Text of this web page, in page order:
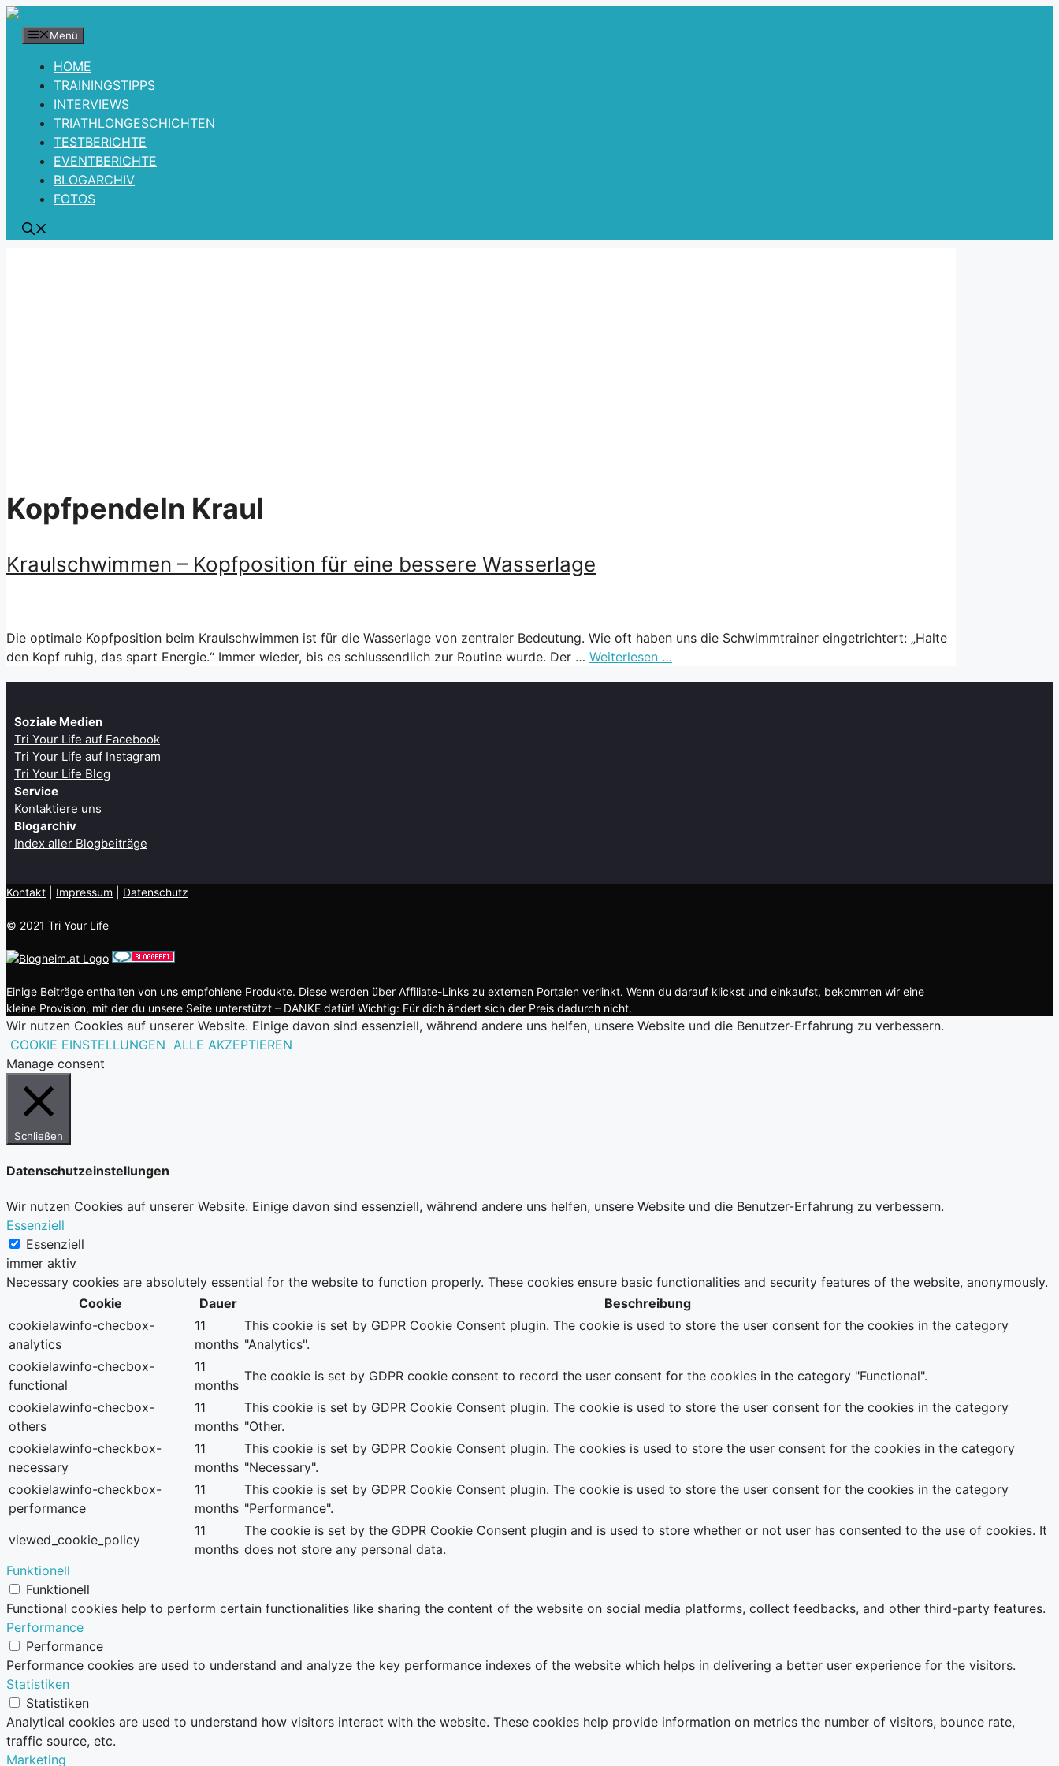
Zum
Inhalt
Menü
HOME
TRAININGSTIPPS
INTERVIEWS
TRIATHLONGESCHICHTEN
TESTBERICHTE
EVENTBERICHTE
BLOGARCHIV
FOTOS
Kopfpendeln Kraul
Kraulschwimmen – Kopfposition für eine bessere Wasserlage
Die optimale Kopfposition beim Kraulschwimmen ist für die Wasserlage von zentraler Bedeutung. Wie oft haben uns die Schwimmtrainer eingetrichtert: „Halte
den Kopf ruhig, das spart Energie.“ Immer wieder, bis es schlussendlich zur Routine wurde. Der … Weiterlesen …
Soziale Medien
Tri Your Life auf Facebook
Tri Your Life auf Instagram
Tri Your Life Blog
Service
Kontaktiere uns
Blogarchiv
Index aller Blogbeiträge
Kontakt Impressum Datenschutz
© 2021 Tri Your Life
Einige Beiträge enthalten von uns empfohlene Produkte. Diese werden über Affiliate-Links zu externen Portalen verlinkt. Wenn du darauf klickst und einkaufst, bekommen wir eine
kleine Provision, mit der du unsere Seite unterstützt – DANKE dafür! Wichtig: Für dich ändert sich der Preis dadurch nicht.
Wir nutzen Cookies auf unserer Website. Einige davon sind essenziell, während andere uns helfen, unsere Website und die Benutzer-Erfahrung zu verbessern.
COOKIE EINSTELLUNGEN ALLE AKZEPTIEREN
Manage consent
Schließen
Datenschutzeinstellungen
Wir nutzen Cookies auf unserer Website. Einige davon sind essenziell, während andere uns helfen, unsere Website und die Benutzer-Erfahrung zu verbessern.
Essenziell
Essenziell
immer aktiv
Necessary cookies are absolutely essential for the website to function properly. These cookies ensure basic functionalities and security features of the website, anonymously.
Cookie
Dauer
Beschreibung
cookielawinfo-checbox-
analytics
11
months
This cookie is set by GDPR Cookie Consent plugin. The cookie is used to store the user consent for the cookies in the category
"Analytics".
cookielawinfo-checbox-
functional
11
months
The cookie is set by GDPR cookie consent to record the user consent for the cookies in the category "Functional".
cookielawinfo-checbox-
others
11
months
This cookie is set by GDPR Cookie Consent plugin. The cookie is used to store the user consent for the cookies in the category
"Other.
cookielawinfo-checkbox-
necessary
11
months
This cookie is set by GDPR Cookie Consent plugin. The cookies is used to store the user consent for the cookies in the category
"Necessary".
cookielawinfo-checkbox-
performance
11
months
This cookie is set by GDPR Cookie Consent plugin. The cookie is used to store the user consent for the cookies in the category
"Performance".
viewed_cookie_policy
11
months
The cookie is set by the GDPR Cookie Consent plugin and is used to store whether or not user has consented to the use of cookies. It
does not store any personal data.
Funktionell
Funktionell
Functional cookies help to perform certain functionalities like sharing the content of the website on social media platforms, collect feedbacks, and other third-party features.
Performance
Performance
Performance cookies are used to understand and analyze the key performance indexes of the website which helps in delivering a better user experience for the visitors.
Statistiken
Statistiken
Analytical cookies are used to understand how visitors interact with the website. These cookies help provide information on metrics the number of visitors, bounce rate,
traffic source, etc.
Marketing